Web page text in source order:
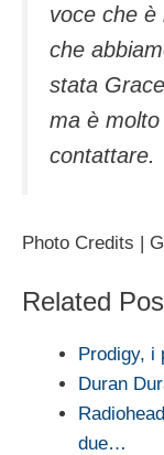
voce che è
che
stata
ma è
contattare.
Photo Credits |
Related
Prodigy, i
Duran
due…